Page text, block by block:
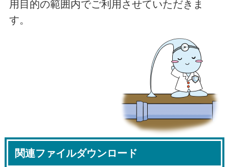
用目的の範囲内でご利用させていただきま
す。
関連ファイルダウンロード